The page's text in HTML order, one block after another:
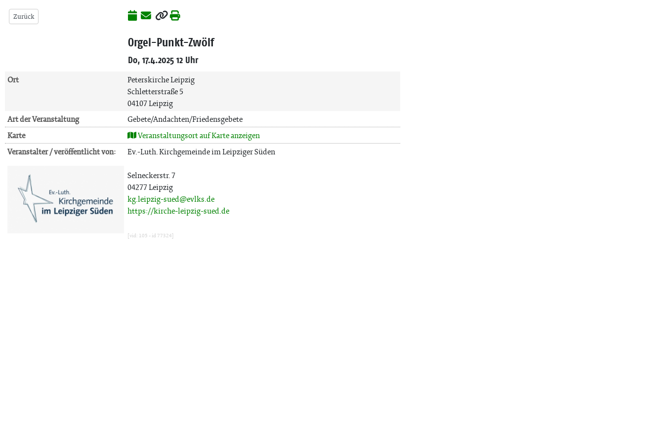
Zurück
Orgel-Punkt-Zwölf
Do, 17.4.2025 12 Uhr
Ort
Peterskirche Leipzig
Schletterstraße 5
04107 Leipzig
Art der Veranstaltung
Gebete/Andachten/Friedensgebete
Karte
Veranstaltungsort auf Karte anzeigen
Veranstalter / veröffentlicht von:
Ev.-Luth. Kirchgemeinde im Leipziger Süden
Selneckerstr. 7
04277 Leipzig
kg.leipzig-sued@evlks.de
https://kirche-leipzig-sued.de
[vid: 105 - id 77324]